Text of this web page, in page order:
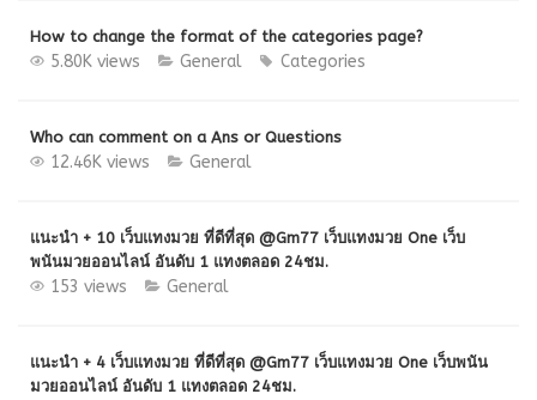
How to change the format of the categories page?
5.80K views General Categories
Who can comment on a Ans or Questions
12.46K views General
แนะนำ + 10 เว็บแทงมวย ที่ดีที่สุด @Gm77 เว็บแทงมวย One เว็บ
พนันมวยออนไลน์ อันดับ 1 แทงตลอด 24ชม.
153 views General
แนะนำ + 4 เว็บแทงมวย ที่ดีที่สุด @Gm77 เว็บแทงมวย One เว็บพนัน
มวยออนไลน์ อันดับ 1 แทงตลอด 24ชม.